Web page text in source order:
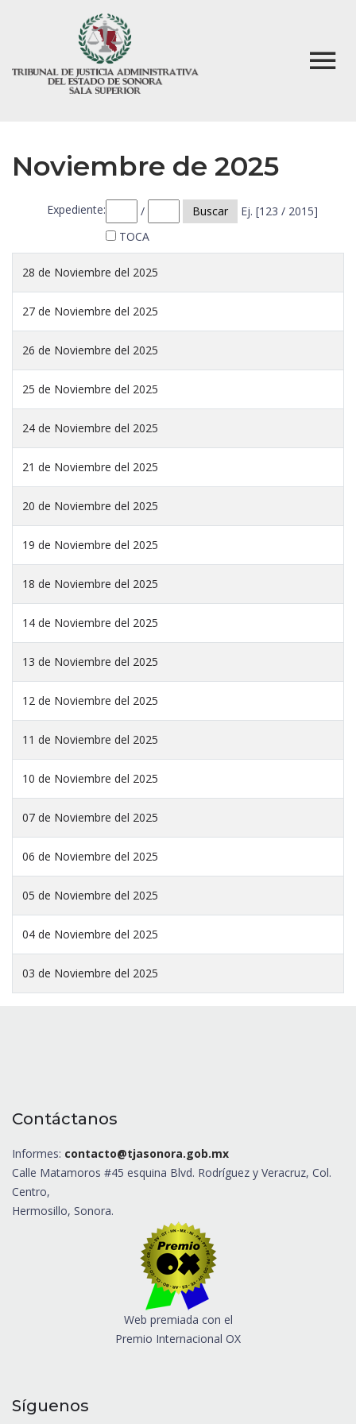
Noviembre de 2025
Expediente: / Buscar
Ej. [123 / 2015]
TOCA
28 de Noviembre del 2025
27 de Noviembre del 2025
26 de Noviembre del 2025
25 de Noviembre del 2025
24 de Noviembre del 2025
21 de Noviembre del 2025
20 de Noviembre del 2025
19 de Noviembre del 2025
18 de Noviembre del 2025
14 de Noviembre del 2025
13 de Noviembre del 2025
12 de Noviembre del 2025
11 de Noviembre del 2025
10 de Noviembre del 2025
07 de Noviembre del 2025
06 de Noviembre del 2025
05 de Noviembre del 2025
04 de Noviembre del 2025
03 de Noviembre del 2025
Contáctanos
Informes: contacto@tjasonora.gob.mx
Calle Matamoros #45 esquina Blvd. Rodríguez y Veracruz, Col.
Centro,
Hermosillo, Sonora.
Web premiada con el
Premio Internacional OX
Síguenos